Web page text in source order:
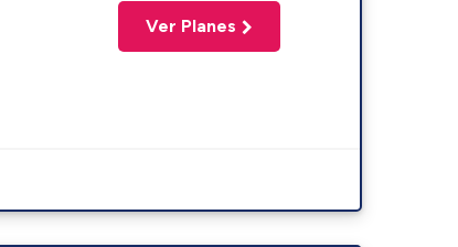
Ver Planes